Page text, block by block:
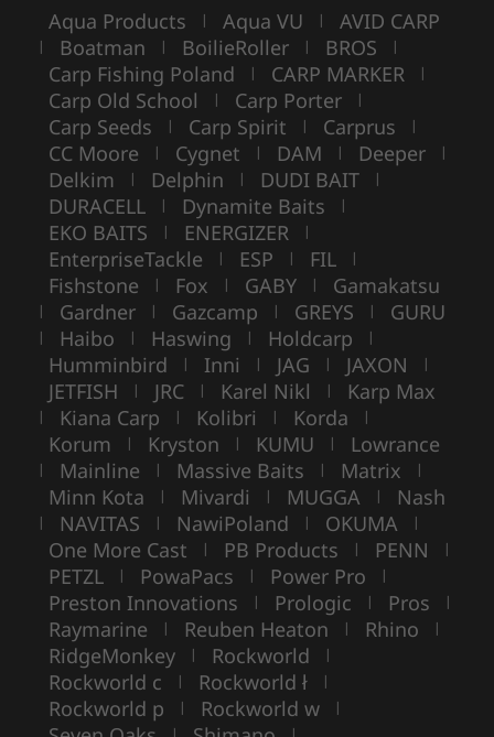
Aqua Products | Aqua VU | AVID CARP
| Boatman | BoilieRoller | BROS |
Carp Fishing Poland | CARP MARKER |
Carp Old School | Carp Porter |
Carp Seeds | Carp Spirit | Carprus |
CC Moore | Cygnet | DAM | Deeper |
Delkim | Delphin | DUDI BAIT |
DURACELL | Dynamite Baits |
EKO BAITS | ENERGIZER |
EnterpriseTackle | ESP | FIL |
Fishstone | Fox | GABY | Gamakatsu
| Gardner | Gazcamp | GREYS | GURU
| Haibo | Haswing | Holdcarp |
Humminbird | Inni | JAG | JAXON |
JETFISH | JRC | Karel Nikl | Karp Max
| Kiana Carp | Kolibri | Korda |
Korum | Kryston | KUMU | Lowrance
| Mainline | Massive Baits | Matrix |
Minn Kota | Mivardi | MUGGA | Nash
| NAVITAS | NawiPoland | OKUMA |
One More Cast | PB Products | PENN |
PETZL | PowaPacs | Power Pro |
Preston Innovations | Prologic | Pros |
Raymarine | Reuben Heaton | Rhino |
RidgeMonkey | Rockworld |
Rockworld c | Rockworld ł |
Rockworld p | Rockworld w |
| |